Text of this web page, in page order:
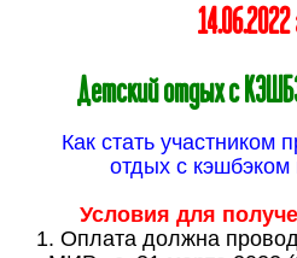
14.06.2022
Детский отдых с
Как стать участником
отдых с кэшбэком
Условия для
1. Оплата должна